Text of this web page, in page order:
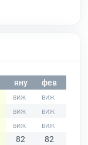
яну фев
82 82